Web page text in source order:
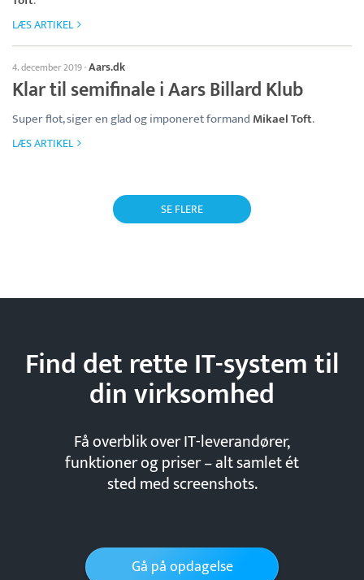
LÆS ARTIKEL
4. december 2019·Aars.dk
Klar til semifinale i Aars Billard Klub
Super flot, siger en glad og imponeret formand Mikael Toft.
LÆS ARTIKEL
SE FLERE
Find det rette IT-system til
dinvirksomhed
Få overblik over IT-leverandører,
funktioner og priser – alt samlet ét
sted med screenshots.
Gå på opdagelse